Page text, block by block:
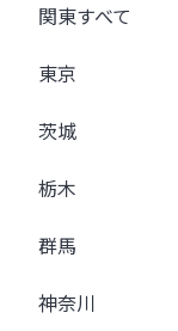
関東すべて
東京
茨城
栃木
群馬
神奈川